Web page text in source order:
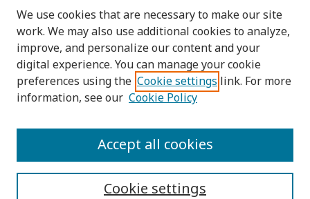
Browse
Collections
Disciplines
Authors
We use cookies that are necessary to make our site
work. We may also use additional cookies to analyze,
improve, and personalize our content and your
digital experience. You can manage your cookie
preferences using the Cookie settings link. For more
information, see our Cookie Policy
Cookie settings
Accept all cookies